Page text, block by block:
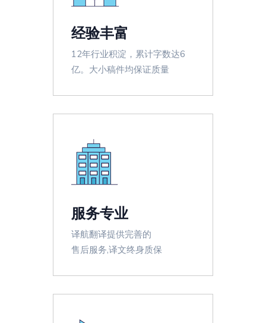
经验丰富
12年行业积淀，累计字数达6
亿。大小稿件均保证质量
服务专业
译航翻译提供完善的
售后服务,译文终身质保